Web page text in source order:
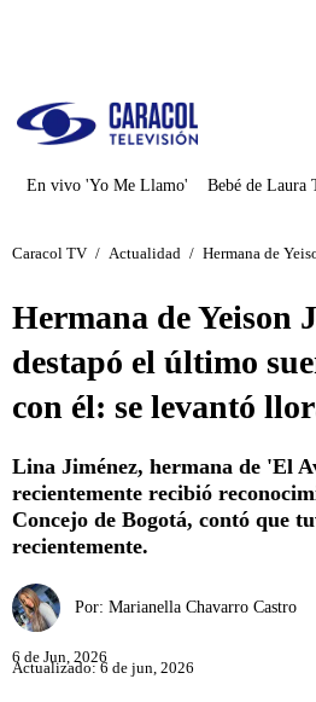
En vivo 'Yo Me Llamo' Bebé de Laura
Caracol TV / Actualidad / Hermana de
Hermana de Yeison
destapó el último
con él: se levantó
Lina Jiménez, hermana de 'El
recientemente recibió
Concejo de Bogotá, contó que
recientemente.
Por: Marianella Chavarro Castro
6 de Jun, 2026
Actualizado: 6 de jun, 2026